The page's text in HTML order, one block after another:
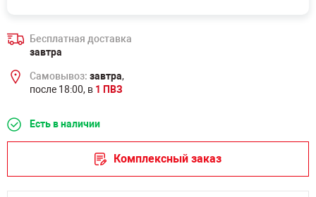
Бесплатная доставка
завтра
Самовывоз: завтра,
после 18:00, в 1 ПВЗ
Есть в наличии
Комплексный заказ